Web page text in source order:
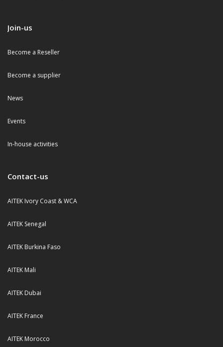
Join-us
Become a Reseller
Become a supplier
News
Events
In-house activities
Contact-us
AITEK Ivory Coast & WCA
AITEK Senegal
AITEK Burkina Faso
AITEK Mali
AITEK Dubai
AITEK France
AITEK Morocco